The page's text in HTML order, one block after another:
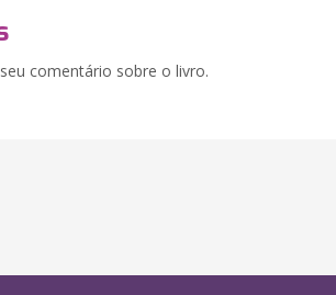
comentário sobre o livro.